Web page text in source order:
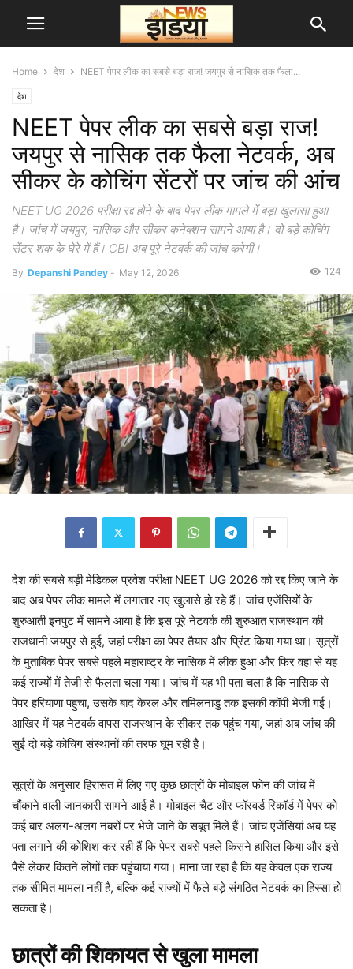
Home देश NEET पेपर लीक का सबसे बड़ा राज! जयपुर से नासिक तक फैला...
देश
NEET पेपर लीक का सबसे बड़ा राज!
जयपुर से नासिक तक फैला नेटवर्क, अब
सीकर के कोचिंग सेंटरों पर जांच की आंच
NEET UG 2026 परीक्षा रद्द होने के बाद पेपर लीक मामले में बड़ा खुलासा हुआ
है। जांच में जयपुर, नासिक और सीकर कनेक्शन सामने आया है। दो बड़े कोचिंग
सेंटर शक के घेरे में हैं। CBI अब पूरे नेटवर्क की जांच करेगी।
By Depanshi Pandey - May 12, 2026 124
देश की सबसे बड़ी मेडिकल प्रवेश परीक्षा NEET UG 2026 को रद्द किए जाने के
बाद अब पेपर लीक मामले में लगातार नए खुलासे हो रहे हैं। जांच एजेंसियों के
शुरुआती इनपुट में सामने आया है कि इस पूरे नेटवर्क की शुरुआत राजस्थान की
राजधानी जयपुर से हुई, जहां परीक्षा का पेपर तैयार और प्रिंट किया गया था। सूत्रों
के मुताबिक पेपर सबसे पहले महाराष्ट्र के नासिक में लीक हुआ और फिर वहां से यह
कई राज्यों में तेजी से फैलता चला गया। जांच में यह भी पता चला है कि नासिक से
पेपर हरियाणा पहुंचा, उसके बाद केरल और तमिलनाडु तक इसकी कॉपी भेजी गई।
आखिर में यह नेटवर्क वापस राजस्थान के सीकर तक पहुंच गया, जहां अब जांच की
सुई दो बड़े कोचिंग संस्थानों की तरफ घूम रही है।
सूत्रों के अनुसार हिरासत में लिए गए कुछ छात्रों के मोबाइल फोन की जांच में
चौंकाने वाली जानकारी सामने आई है। मोबाइल चैट और फॉरवर्ड रिकॉर्ड में पेपर को
कई बार अलग-अलग नंबरों पर भेजे जाने के सबूत मिले हैं। जांच एजेंसियां अब यह
पता लगाने की कोशिश कर रही हैं कि पेपर सबसे पहले किसने हासिल किया और इसे
पैसे लेकर कितने लोगों तक पहुंचाया गया। माना जा रहा है कि यह केवल एक राज्य
तक सीमित मामला नहीं है, बल्कि कई राज्यों में फैले बड़े संगठित नेटवर्क का हिस्सा हो
सकता है।
छात्रों की शिकायत से खुला मामला